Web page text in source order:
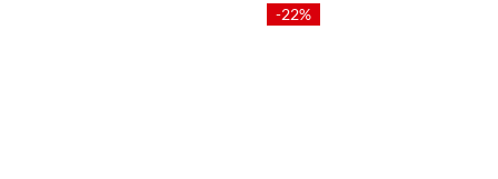
-22%